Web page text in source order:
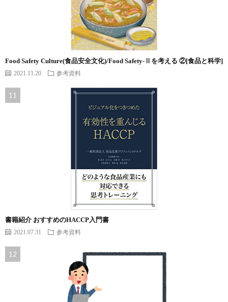
Food Safety Culture(食品安全文化)/Food Safety-Ⅱを考える ②[食品と科学]
2021.11.20 参考資料
書籍紹介 おすすめのHACCP入門書
2021.07.31 参考資料